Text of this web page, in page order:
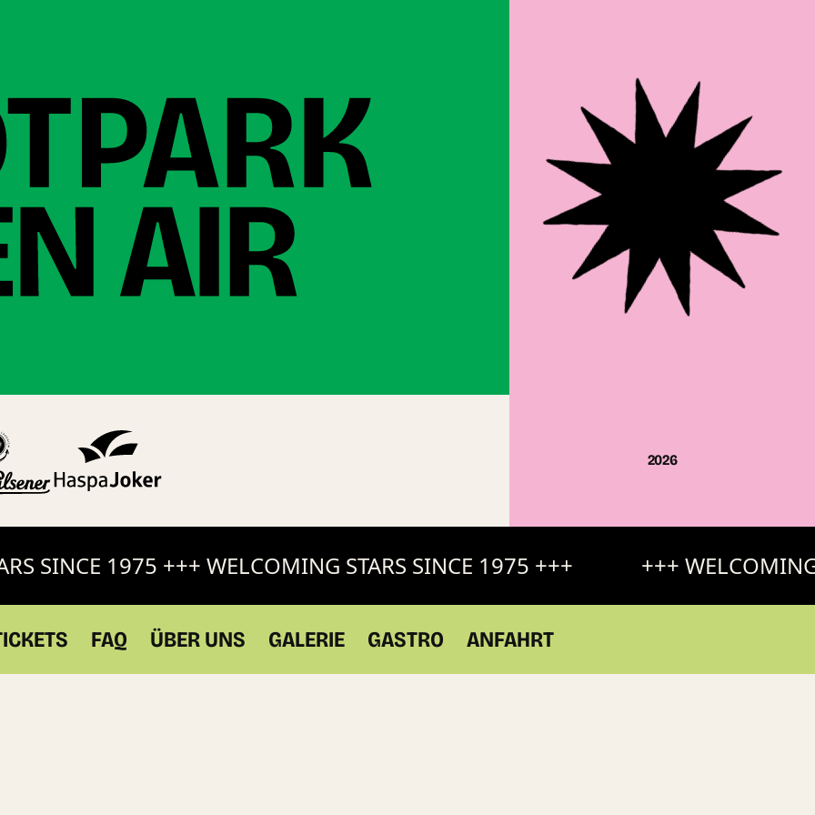
2026
SINCE 1975 +++ WELCOMING STARS SINCE 1975 +++ +++
FAQ ÜBER UNS GALERIE GASTRO ANFAHRT